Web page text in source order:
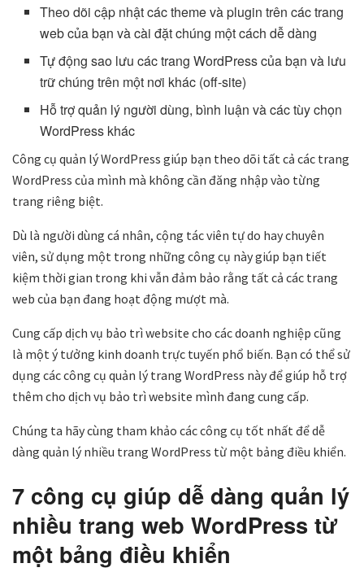
Theo dõi cập nhật các theme và plugin trên các trang
web của bạn và cài đặt chúng một cách dễ dàng
Tự động sao lưu các trang WordPress của bạn và lưu
trữ chúng trên một nơi khác (off-site)
Hỗ trợ quản lý người dùng, bình luận và các tùy chọn
WordPress khác
Công cụ quản lý WordPress giúp bạn theo dõi tất cả các trang
WordPress của mình mà không cần đăng nhập vào từng
trang riêng biệt.
Dù là người dùng cá nhân, cộng tác viên tự do hay chuyên
viên, sử dụng một trong những công cụ này giúp bạn tiết
kiệm thời gian trong khi vẫn đảm bảo rằng tất cả các trang
web của bạn đang hoạt động mượt mà.
Cung cấp dịch vụ bảo trì website cho các doanh nghiệp cũng
là một ý tưởng kinh doanh trực tuyến phổ biến. Bạn có thể sử
dụng các công cụ quản lý trang WordPress này để giúp hỗ trợ
thêm cho dịch vụ bảo trì website mình đang cung cấp.
Chúng ta hãy cùng tham khảo các công cụ tốt nhất để dễ
dàng quản lý nhiều trang WordPress từ một bảng điều khiển.
7 công cụ giúp dễ dàng quản lý
nhiều trang web WordPress từ
một bảng điều khiển